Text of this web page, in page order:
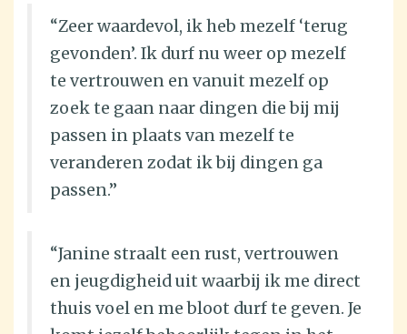
“Zeer waardevol, ik heb mezelf ‘terug
gevonden’. Ik durf nu weer op mezelf
te vertrouwen en vanuit mezelf op
zoek te gaan naar dingen die bij mij
passen in plaats van mezelf te
veranderen zodat ik bij dingen ga
passen.”
“Janine straalt een rust, vertrouwen
en jeugdigheid uit waarbij ik me direct
thuis voel en me bloot durf te geven. Je